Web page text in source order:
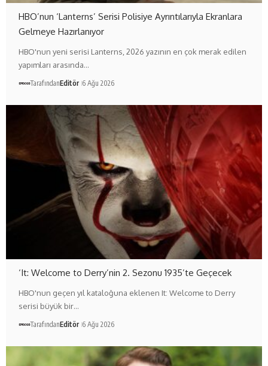
HBO’nun ‘Lanterns’ Serisi Polisiye Ayrıntılarıyla Ekranlara
Gelmeye Hazırlanıyor
HBO'nun yeni serisi Lanterns, 2026 yazının en çok merak edilen
yapımları arasında…
TarafındanEditör 6 Ağu 2026
‘It: Welcome to Derry’nin 2. Sezonu 1935’te Geçecek
HBO'nun geçen yıl kataloğuna eklenen It: Welcome to Derry
serisi büyük bir…
TarafındanEditör 6 Ağu 2026